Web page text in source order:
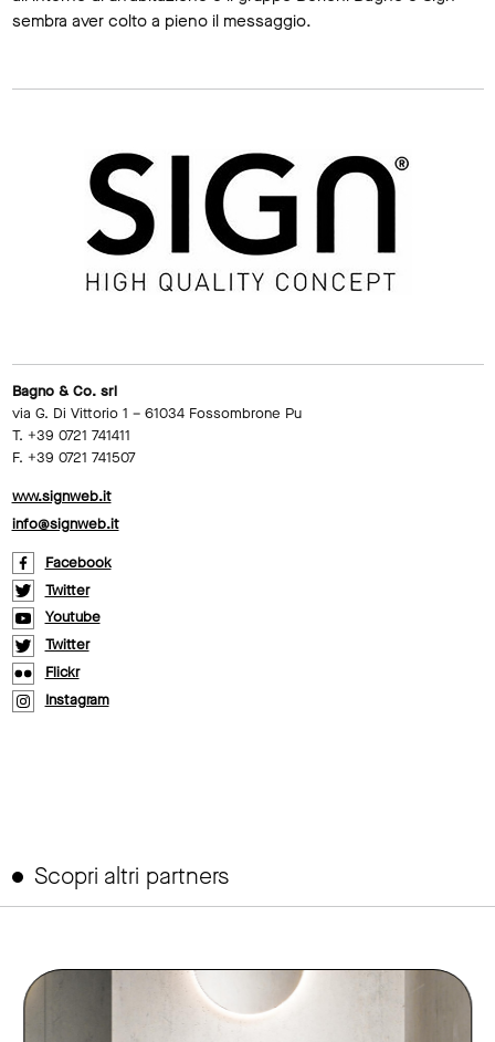
sembra aver colto a pieno il messaggio.
Bagno & Co. srl
via G. Di Vittorio 1 – 61034 Fossombrone Pu
T. +39 0721 741411
F. +39 0721 741507
www.signweb.it
info@signweb.it
Facebook
Twitter
Youtube
Twitter
Flickr
Instagram
Scopri altri partners
link to page